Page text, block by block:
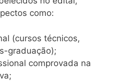
como:
(cursos técnicos,
graduação);
comprovada na